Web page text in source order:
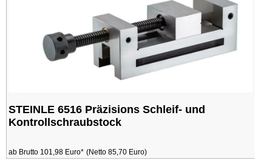
STEINLE 6516 Präzisions Schleif- und
Kontrollschraubstock
ab Brutto 101,98 Euro* (Netto 85,70 Euro)